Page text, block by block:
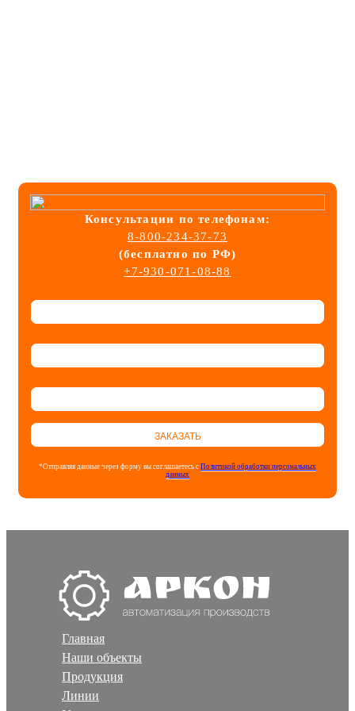
Консультации по телефонам:
8-800-234-37-73
(бесплатно по РФ)
+7-930-071-08-88
ЗАКАЗАТЬ
*Отправляя данные через форму вы соглашаетесь с Политикой обработки персональных
данных
Главная
Наши объекты
Продукция
Линии